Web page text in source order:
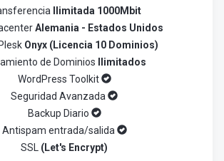
Ilimitada 1000Mbit
Alemania - Estados Unidos
Onyx (Licencia 10 Dominios)
de Dominios Ilimitados
WordPress Toolkit
Seguridad Avanzada
Backup Diario
Antispam entrada/salida
SSL (Let's Encrypt)